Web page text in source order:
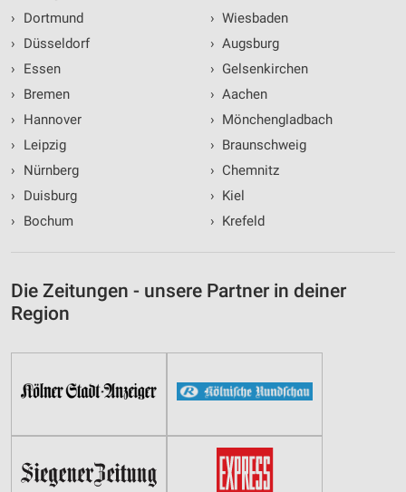
›
Dortmund
›
Düsseldorf
›
Essen
›
Bremen
›
Hannover
›
Leipzig
›
Nürnberg
›
Duisburg
›
Bochum
› Wiesbaden
› Augsburg
› Gelsenkirchen
› Aachen
› Mönchengladbach
› Braunschweig
› Chemnitz
› Kiel
› Krefeld
Die Zeitungen - unsere Partner in deiner
Region